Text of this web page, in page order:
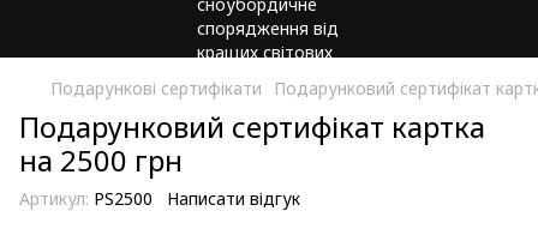
Подарункові сертифікати Подарунковий сертифікат
Подарунковий сертифікат картка
на 2500 грн
Артикул: PS2500 Написати відгук